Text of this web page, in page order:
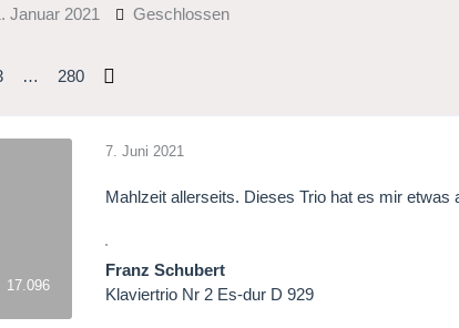
Januar 2021 Geschlossen
… 280
17.096
7. Juni 2021
Mahlzeit allerseits. Dieses Trio hat es mir etwas
Franz Schubert
Klaviertrio Nr 2 Es-dur D 929